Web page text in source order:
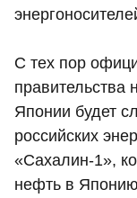
С тех пор
правительства
Японии будет
российских
«Сахалин-1»,
нефть в